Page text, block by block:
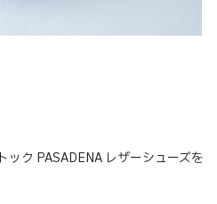
ク PASADENA レザーシューズを